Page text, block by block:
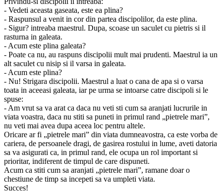
- Vedeti aceasta gaseata, este ea plina?
- Raspunsul a venit in cor din partea discipolilor, da este plina.
- Sigur? intreaba maestrul. Dupa, scoase un saculet cu pietris si il
rasturna in galeata.
- Acum este plina galeata?
- Poate ca nu, au raspuns discipolii mult mai prudenti. Maestrul ia un
alt saculet cu nisip si il varsa in galeata.
- Acum este plina?
- Nu! Strigara discipolii. Maestrul a luat o cana de apa si o varsa
toata in aceeasi galeata, iar pe urma se intoarse catre discipoli si le
spuse:
- Am vrut sa va arat ca daca nu veti sti cum sa aranjati lucrurile in
viata voastra, daca nu stiti sa puneti in primul rand „pietrele mari”,
nu veti mai avea dupa aceea loc pentru altele.
Oricare ar fi „pietrele mari” din viata dumneavostra, ca este vorba de
cariera, de persoanele dragi, de gasirea rostului in lume, aveti datoria
sa va asigurati ca, in primul rand, ele ocupa un rol important si
prioritar, indiferent de timpul de care dispuneti.
Acum ca stiti cum sa aranjati „pietrele mari”, ramane doar o
chestiune de timp sa incepeti sa va umpleti viata.
Succes!